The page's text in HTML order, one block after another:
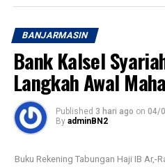
BANJARMASIN
Bank Kalsel
Langkah Awal
Published 3 hari ago on 04/
By adminBN2
Buku Rekening Tabungan Haji IB Ar,-